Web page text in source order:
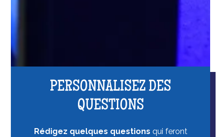
PERSONNALISEZ DES
QUESTIONS
Rédigez quelques questions qui feront